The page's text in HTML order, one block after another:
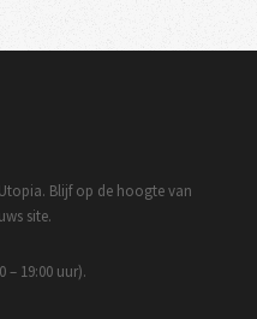
Blijf op de hoogte van
site.
– 19:00 uur).